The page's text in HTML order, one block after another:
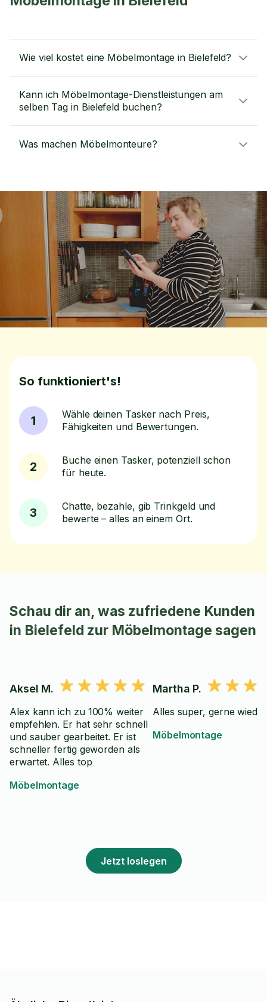
Wie viel kostet eine Möbelmontage in Bielefeld?
Kann ich Möbelmontage-Dienstleistungen am
selben Tag in Bielefeld buchen?
Was machen Möbelmonteure?
So funktioniert's!
1
Wähle deinen Tasker nach Preis,
Fähigkeiten und Bewertungen.
2
Buche einen Tasker, potenziell schon
für heute.
3
Chatte, bezahle, gib Trinkgeld und
bewerte – alles an einem Ort.
Schau dir an, was zufriedene Kunden
in Bielefeld zur Möbelmontage sagen
Aksel M.
Alex kann ich zu 100% weiter
empfehlen. Er hat sehr schnell
und sauber gearbeitet. Er ist
schneller fertig geworden als
erwartet. Alles top
Möbelmontage
Martha P.
Alles super, gerne
Möbelmontage
Jetzt loslegen